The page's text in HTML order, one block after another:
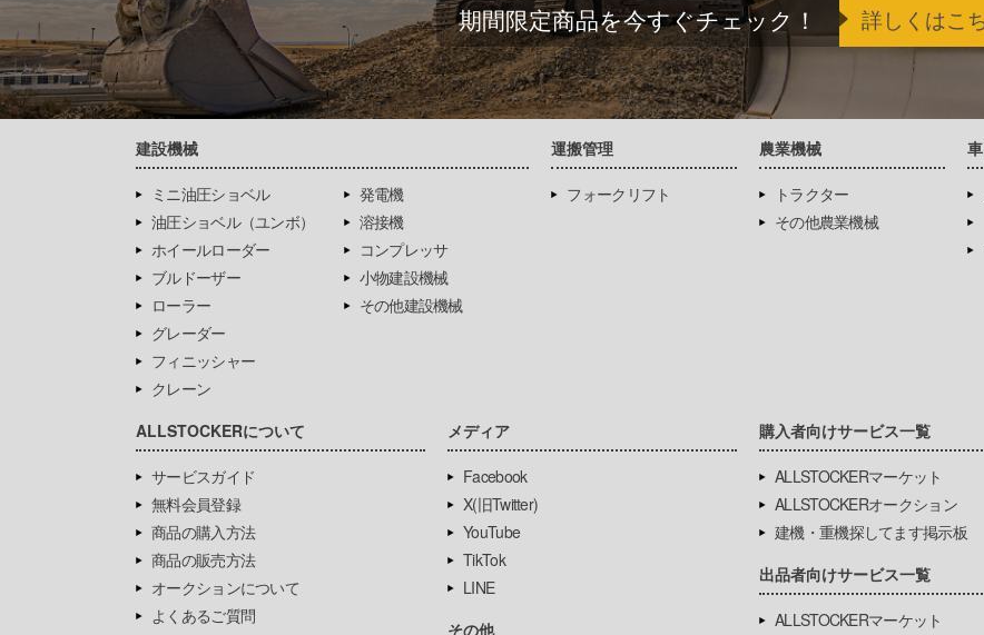
期間限定商品を今すぐチェック！ 詳しくはこ
建設機械
ミニ油圧ショベル
油圧ショベル（ユンボ）
ホイールローダー
ブルドーザー
ローラー
グレーダー
フィニッシャー
クレーン
発電機
溶接機
コンプレッサ
小物建設機械
その他建設機械
運搬管理
フォークリフト
農業機械
トラクター
その他農業機械
ALLSTOCKERについて
サービスガイド
無料会員登録
商品の購入方法
商品の販売方法
オークションについて
よくあるご質問
メディア
Facebook
X(旧Twitter)
YouTube
TikTok
LINE
その他
購入者向けサービス一覧
ALLSTOCKERマーケット
ALLSTOCKERオークション
建機・重機探してます掲示板
出品者向けサービス一覧
ALLSTOCKERマーケット